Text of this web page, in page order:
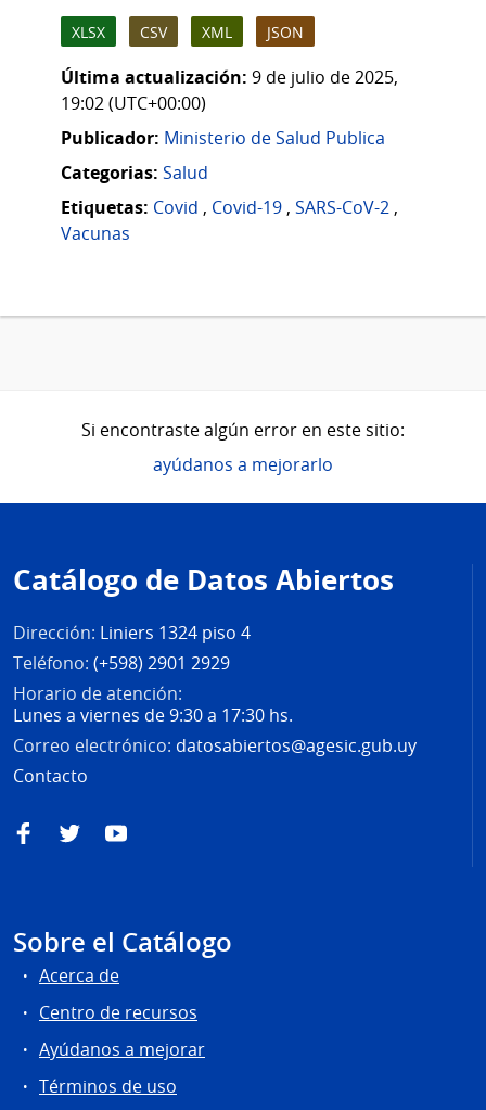
XLSX CSV XML JSON
Última actualización: 9 de julio de 2025,
19:02 (UTC+00:00)
Publicador: Ministerio de Salud Publica
Categorias: Salud
Etiquetas: Covid , Covid-19 , SARS-CoV-2 ,
Vacunas
Si encontraste algún error en este sitio:
ayúdanos a mejorarlo
de
página
Catálogo de Datos Abiertos
Dirección: Liniers 1324 piso 4
Teléfono: (+598) 2901 2929
Horario de atención:
Lunes a viernes de 9:30 a 17:30 hs.
Correo electrónico: datosabiertos@agesic.gub.uy
Contacto
FacebookTwitterYouTube
Sobre el Catálogo
Acerca de
Centro de recursos
Ayúdanos a mejorar
Términos de uso